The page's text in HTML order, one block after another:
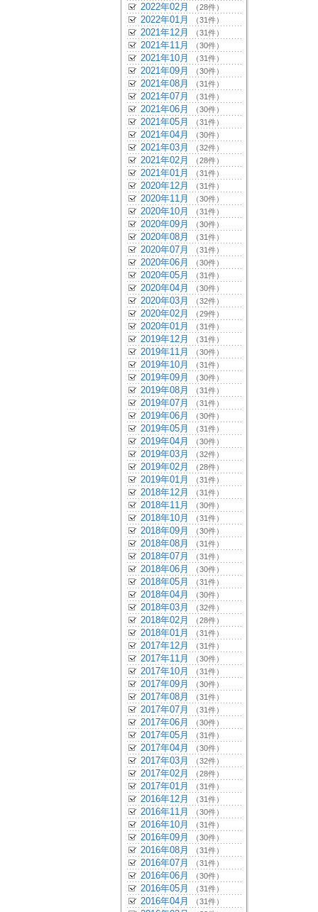
2022年02月 （28件）
2022年01月 （31件）
2021年12月 （31件）
2021年11月 （30件）
2021年10月 （31件）
2021年09月 （30件）
2021年08月 （31件）
2021年07月 （31件）
2021年06月 （30件）
2021年05月 （31件）
2021年04月 （30件）
2021年03月 （32件）
2021年02月 （28件）
2021年01月 （31件）
2020年12月 （31件）
2020年11月 （30件）
2020年10月 （31件）
2020年09月 （30件）
2020年08月 （31件）
2020年07月 （31件）
2020年06月 （30件）
2020年05月 （31件）
2020年04月 （30件）
2020年03月 （32件）
2020年02月 （29件）
2020年01月 （31件）
2019年12月 （31件）
2019年11月 （30件）
2019年10月 （31件）
2019年09月 （30件）
2019年08月 （31件）
2019年07月 （31件）
2019年06月 （30件）
2019年05月 （31件）
2019年04月 （30件）
2019年03月 （32件）
2019年02月 （28件）
2019年01月 （31件）
2018年12月 （31件）
2018年11月 （30件）
2018年10月 （31件）
2018年09月 （30件）
2018年08月 （31件）
2018年07月 （31件）
2018年06月 （30件）
2018年05月 （31件）
2018年04月 （30件）
2018年03月 （32件）
2018年02月 （28件）
2018年01月 （31件）
2017年12月 （31件）
2017年11月 （30件）
2017年10月 （31件）
2017年09月 （30件）
2017年08月 （31件）
2017年07月 （31件）
2017年06月 （30件）
2017年05月 （31件）
2017年04月 （30件）
2017年03月 （32件）
2017年02月 （28件）
2017年01月 （31件）
2016年12月 （31件）
2016年11月 （30件）
2016年10月 （31件）
2016年09月 （30件）
2016年08月 （31件）
2016年07月 （31件）
2016年06月 （30件）
2016年05月 （31件）
2016年04月 （31件）